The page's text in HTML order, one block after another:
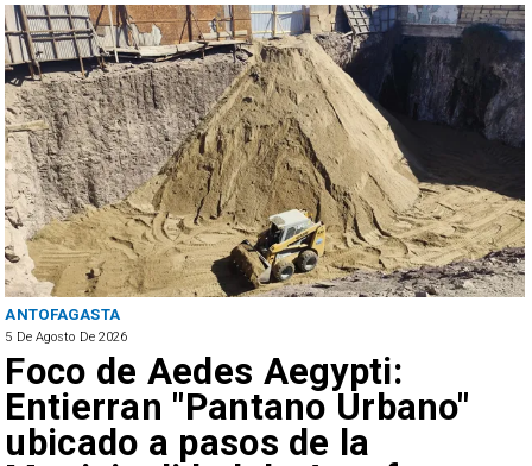
ANTOFAGASTA
5 De Agosto De 2026
Foco de Aedes Aegypti:
Entierran "Pantano Urbano"
ubicado a pasos de la